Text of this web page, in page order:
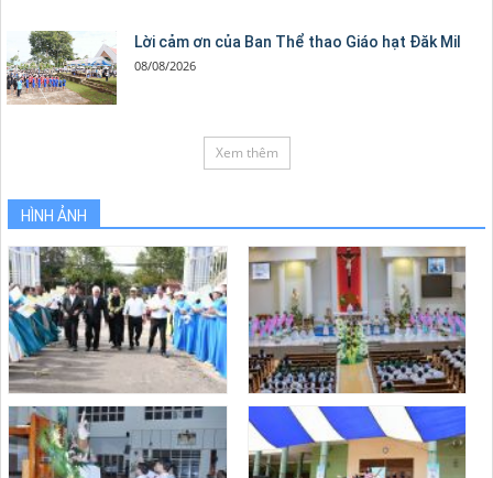
Lời cảm ơn của Ban Thể thao Giáo hạt Đăk Mil
08/08/2026
Xem thêm
HÌNH ẢNH